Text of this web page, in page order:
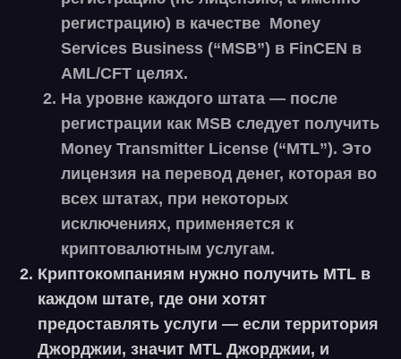
регистрацию) в качестве Money
Services Business (“MSB”) в FinCEN в
AML/CFT целях.
На уровне каждого штата — после
регистрации как MSB следует получить
Money Transmitter License (“MTL”). Это
лицензия на перевод денег, которая во
всех штатах, при некоторых
исключениях, применяется к
криптовалютным услугам.
Криптокомпаниям нужно получить MTL в
каждом штате, где они хотят
предоставлять услуги — если территория
Джорджии, значит MTL Джорджии, и